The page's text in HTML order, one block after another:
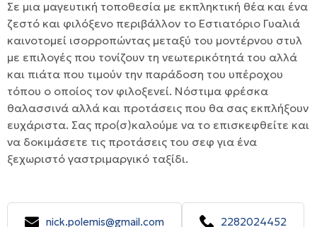
Σε μια μαγευτική τοποθεσία με εκπληκτική θέα και ένα
ζεστό και φιλόξενο περιβάλλον το Εστιατόριο Γυαλιά
καινοτομεί ισορροπώντας μεταξύ του μοντέρνου στυλ
με επιλογές που τονίζουν τη νεωτερικότητά του αλλά
και πιάτα που τιμούν την παράδοση του υπέροχου
τόπου ο οποίος τον φιλοξενεί. Νόστιμα φρέσκα
θαλασσινά αλλά και προτάσεις που θα σας εκπλήξουν
ευχάριστα. Σας προ(σ)καλούμε να το επισκεφθείτε και
να δοκιμάσετε τις προτάσεις του σεφ για ένα
ξεχωριστό γαστριμαργικό ταξίδι.
nick.polemis@gmail.com 2282024452